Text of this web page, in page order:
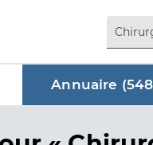
Annuaire (